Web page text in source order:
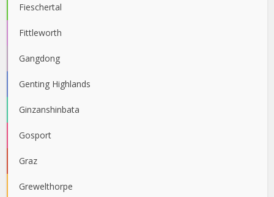
Fieschertal
Fittleworth
Gangdong
Genting Highlands
Ginzanshinbata
Gosport
Graz
Grewelthorpe